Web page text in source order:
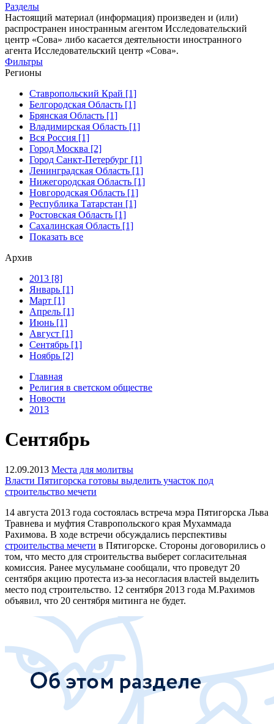
Разделы
Настоящий материал (информация) произведен и (или)
распространен иностранным агентом Исследовательский
центр «Сова» либо касается деятельности иностранного
агента Исследовательский центр «Сова».
Фильтры
Регионы
Ставропольский Край [1]
Белгородская Область [1]
Брянская Область [1]
Владимирская Область [1]
Вся Россия [1]
Город Москва [2]
Город Санкт-Петербург [1]
Ленинградская Область [1]
Нижегородская Область [1]
Новгородская Область [1]
Республика Татарстан [1]
Ростовская Область [1]
Сахалинская Область [1]
Показать все
Архив
2013 [8]
Январь [1]
Март [1]
Апрель [1]
Июнь [1]
Август [1]
Сентябрь [1]
Ноябрь [2]
Главная
Религия в светском обществе
Новости
2013
Сентябрь
12.09.2013 Места для молитвы
Власти Пятигорска готовы выделить участок под
строительство мечети
14 августа 2013 года состоялась встреча мэра Пятигорска Льва
Травнева и муфтия Ставропольского края Мухаммада
Рахимова. В ходе встречи обсуждались перспективы
строительства мечети в Пятигорске. Стороны договорились о
том, что место для строительства выберет согласительная
комиссия. Ранее мусульмане сообщали, что проведут 20
сентября акцию протеста из-за несогласия властей выделить
место под строительство. 12 сентября 2013 года М.Рахимов
объявил, что 20 сентября митинга не будет.